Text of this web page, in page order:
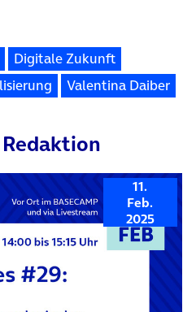
Digitale Zukunft
Valentina Daiber
11.
Feb.
2025